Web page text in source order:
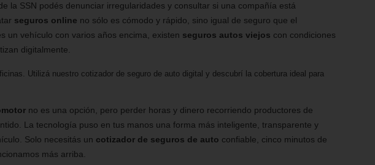
la SSN podés denunciar irregularidades y consultar si una compañía está
seguros online no sólo es cómodo y rápido, sino igual de seguro que el
un vehículo con varios años encima, existen seguros autos viejos con condiciones
digitalmente.
Utilizá nuestro cotizador de seguro de auto digital y descubrí la cobertura ideal para
no es una opción, pero perder horas y dinero recorriendo productores de
La tecnología puso en tus manos una forma más inteligente, transparente y
Solo necesitás un cotizador de seguros de auto confiable, cinco minutos de
más arriba.